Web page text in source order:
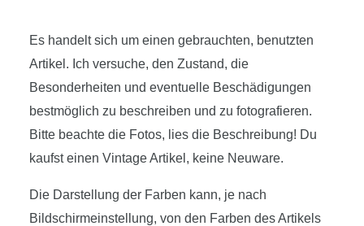
Es handelt sich um einen gebrauchten, benutzten
Artikel. Ich versuche, den Zustand, die
Besonderheiten und eventuelle Beschädigungen
bestmöglich zu beschreiben und zu fotografieren.
Bitte beachte die Fotos, lies die Beschreibung! Du
kaufst einen Vintage Artikel, keine Neuware.
Die Darstellung der Farben kann, je nach
Bildschirmeinstellung, von den Farben des Artikels